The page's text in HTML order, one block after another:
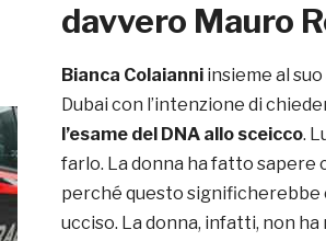
davvero Mauro
Bianca Colaianni insieme al
Dubai con l’intenzione di
l’esame del DNA allo sceicco.
farlo. La donna ha fatto sapere
perché questo significherebbe
ucciso. La donna, infatti, non